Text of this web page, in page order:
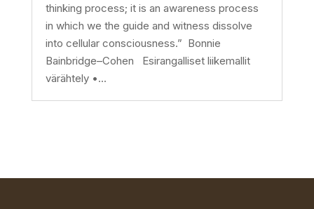
thinking process; it is an awareness process
in which we the guide and witness dissolve
into cellular consciousness.” Bonnie
Bainbridge–Cohen Esirangalliset liikemallit
värähtely •...